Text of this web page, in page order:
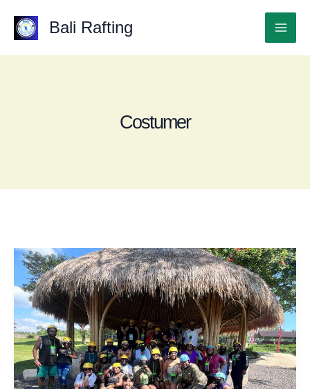
konten
Bali Rafting
Costumer